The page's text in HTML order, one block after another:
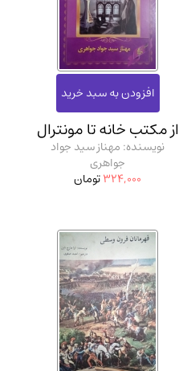
از مکتب خانه تا مونترال
نویسنده: مهناز سید جواد
جواهری
324,000تومان